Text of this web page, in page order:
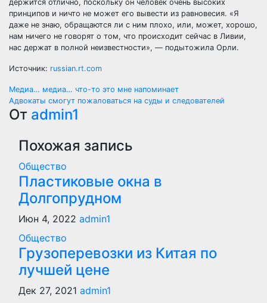
держится отлично, поскольку он человек очень высоких
принципов и ничто не может его вывести из равновесия. «Я
даже не знаю, обращаются ли с ним плохо, или, может, хорошо,
нам ничего не говорят о том, что происходит сейчас в Ливии,
нас держат в полной неизвестности», — подытожила Орли.
Источник: russian.rt.com
Навигация
по
записям
Медиа… медиа… что-то это мне напоминает
Адвокаты смогут пожаловаться на суды и следователей
От admin1
Похожая запись
Общество
Пластиковые окна в
Долгопрудном
Июн 4, 2022 admin1
Общество
Грузоперевозки из Китая по
лучшей цене
Дек 27, 2021 admin1